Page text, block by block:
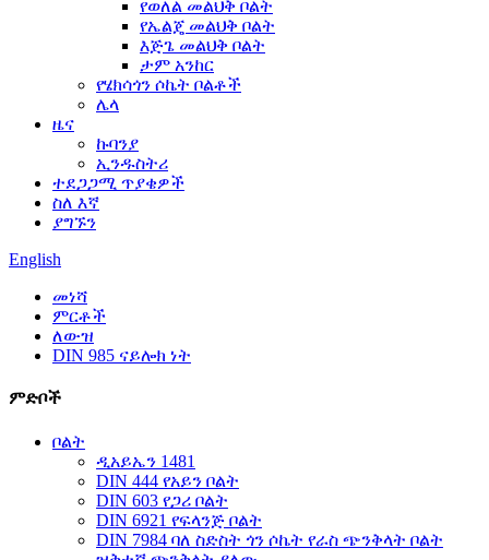
የወለል መልህቅ ቦልት
የኤልጄ መልህቅ ቦልት
እጅጌ መልህቅ ቦልት
ታም አንከር
የሄክሳጎን ሶኬት ቦልቶች
ሌላ
ዜና
ኩባንያ
ኢንዱስትሪ
ተደጋጋሚ ጥያቄዎች
ስለ እኛ
ያግኙን
English
መነሻ
ምርቶች
ለውዝ
DIN 985 ናይሎክ ነት
ምድቦች
ቦልት
ዲአይኤን 1481
DIN 444 የአይን ቦልት
DIN 603 የጋሪ ቦልት
DIN 6921 የፍላንጅ ቦልት
DIN 7984 ባለ ስድስት ጎን ሶኬት የራስ ጭንቅላት ቦልት